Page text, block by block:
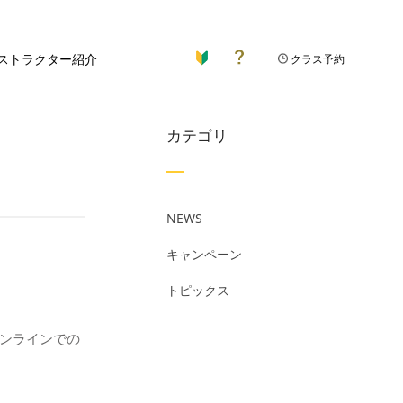
トラクター紹介 クラス予約
ラインでの
カテゴリ
NEWS
キャンペーン
トピックス